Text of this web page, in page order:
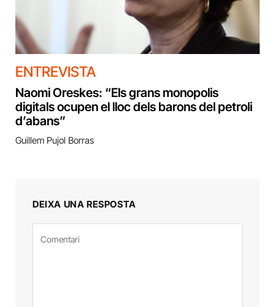
ENTREVISTA
Naomi Oreskes: “Els grans monopolis
digitals ocupen el lloc dels barons del petroli
d’abans”
Guillem Pujol Borras
DEIXA UNA RESPOSTA